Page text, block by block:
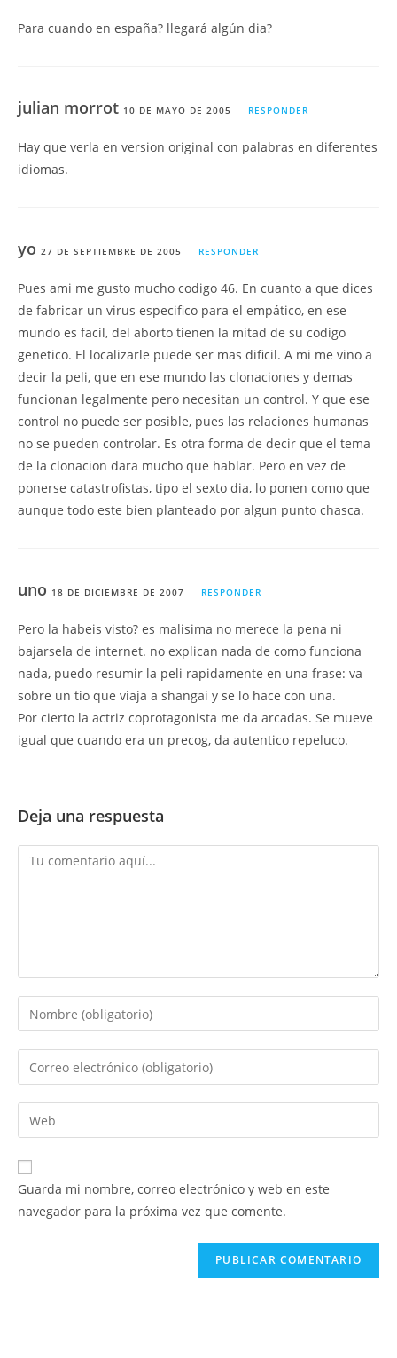
Para cuando en españa? llegará algún dia?
julian morrot 10 DE MAYO DE 2005 RESPONDER
Hay que verla en version original con palabras en diferentes
idiomas.
yo 27 DE SEPTIEMBRE DE 2005 RESPONDER
Pues ami me gusto mucho codigo 46. En cuanto a que dices
de fabricar un virus especifico para el empático, en ese
mundo es facil, del aborto tienen la mitad de su codigo
genetico. El localizarle puede ser mas dificil. A mi me vino a
decir la peli, que en ese mundo las clonaciones y demas
funcionan legalmente pero necesitan un control. Y que ese
control no puede ser posible, pues las relaciones humanas
no se pueden controlar. Es otra forma de decir que el tema
de la clonacion dara mucho que hablar. Pero en vez de
ponerse catastrofistas, tipo el sexto dia, lo ponen como que
aunque todo este bien planteado por algun punto chasca.
uno 18 DE DICIEMBRE DE 2007 RESPONDER
Pero la habeis visto? es malisima no merece la pena ni
bajarsela de internet. no explican nada de como funciona
nada, puedo resumir la peli rapidamente en una frase: va
sobre un tio que viaja a shangai y se lo hace con una.
Por cierto la actriz coprotagonista me da arcadas. Se mueve
igual que cuando era un precog, da autentico repeluco.
Deja una respuesta
Comentario
Introduce
tu
nombre
de
usuario
para
comentar
Introduce
tu
dirección
de
electrónico
para
comentar
Introduce
la
URL
de
Guarda mi nombre, correo electrónico y web en este
navegador para la próxima vez que comente.